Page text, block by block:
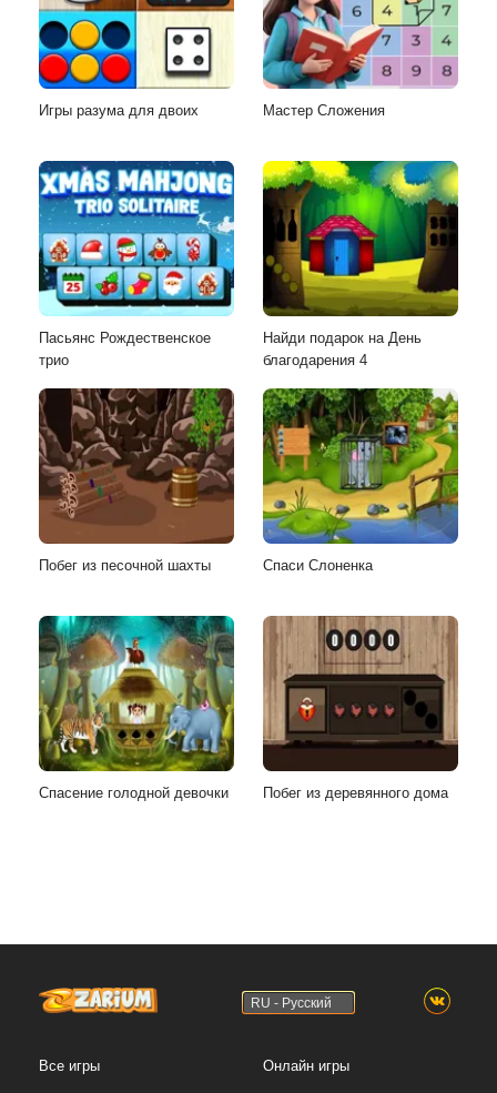
Игры разума для двоих Мастер Сложения
Пасьянс Рождественское
трио
Найди подарок на День
благодарения 4
Побег из песочной шахты Спаси Слоненка
Спасение голодной девочки Побег из деревянного дома
RU - Русский
Все игры Онлайн игры